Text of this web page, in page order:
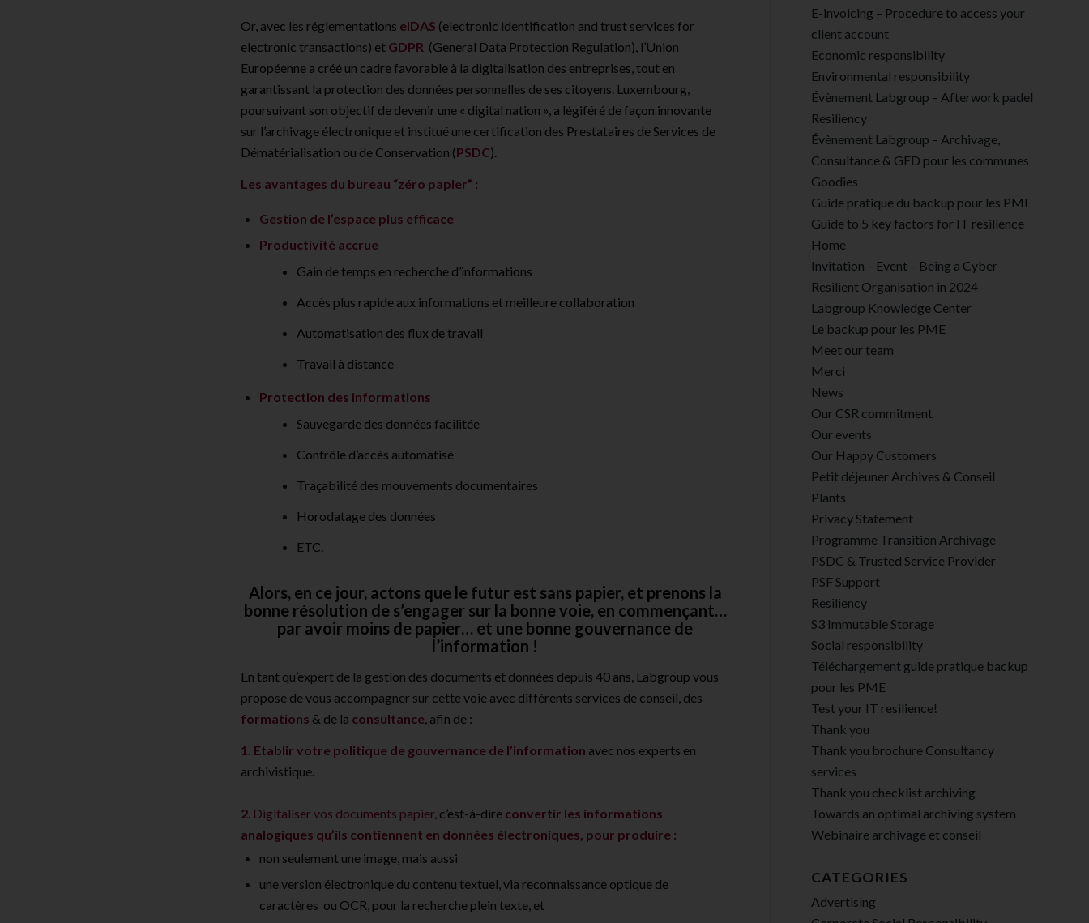
Or, avec les réglementations eIDAS (electronic identification and trust services for
electronic transactions) et GDPR (General Data Protection Regulation), l’Union
Européenne a créé un cadre favorable à la digitalisation des entreprises, tout en
garantissant la protection des données personnelles de ses citoyens. Luxembourg,
poursuivant son objectif de devenir une « digital nation », a légiféré de façon innovante
sur l’archivage électronique et institué une certification des Prestataires de Services de
Dématérialisation ou de Conservation (PSDC).
Les avantages du bureau “zéro papier” :
Gestion de l’espace plus efficace
Productivité accrue
Gain de temps en recherche d’informations
Accès plus rapide aux informations et meilleure collaboration
Automatisation des flux de travail
Travail à distance
Protection des informations
Sauvegarde des données facilitée
Contrôle d’accès automatisé
Traçabilité des mouvements documentaires
Horodatage des données
ETC.
Alors, en ce jour, actons que le futur est sans papier, et prenons la
bonne résolution de s’engager sur la bonne voie, en commençant…
par avoir moins de papier… et une bonne gouvernance de
l’information !
En tant qu’expert de la gestion des documents et données depuis 40 ans, Labgroup vous
propose de vous accompagner sur cette voie avec différents services de conseil, des
formations & de la consultance , afin de :
1. Etablir votre politique de gouvernance de l’information avec nos experts en
archivistique.
2. Digitaliser vos documents papier, c’est-à-dire convertir les informations
analogiques qu’ils contiennent en données électroniques, pour produire :
non seulement une image, mais aussi
une version électronique du contenu textuel, via reconnaissance optique de
caractères ou OCR, pour la recherche plein texte, et
E-invoicing – Procedure to access your
client account
Economic responsibility
Environmental responsibility
Évènement Labgroup – Afterwork padel
Resiliency
Évènement Labgroup – Archivage,
Consultance & GED pour les communes
Goodies
Guide pratique du backup pour les PME
Guide to 5 key factors for IT resilience
Home
Invitation – Event – Being a Cyber
Resilient Organisation in 2024
Labgroup Knowledge Center
Le backup pour les PME
Meet our team
Merci
News
Our CSR commitment
Our events
Our Happy Customers
Petit déjeuner Archives & Conseil
Plants
Privacy Statement
Programme Transition Archivage
PSDC & Trusted Service Provider
PSF Support
Resiliency
S3 Immutable Storage
Social responsibility
Téléchargement guide pratique backup
pour les PME
Test your IT resilience!
Thank you
Thank you brochure Consultancy
services
Thank you checklist archiving
Towards an optimal archiving system
Webinaire archivage et conseil
CATEGORIES
Advertising